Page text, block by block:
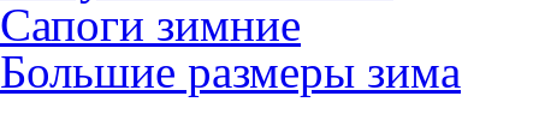
Сапоги зимние
Большие размеры зима